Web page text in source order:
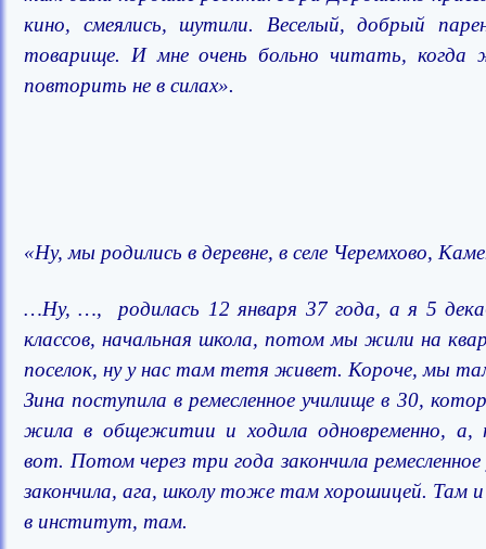
кино, смеялись, шутили. Веселый, добрый
товарище. И мне очень больно читать, когда
повторить не в силах».
«Ну, мы родились в деревне, в селе Черемхово,
…Ну, …, родилась 12 января 37 года, а я 5
классов, начальная школа, потом мы жили на
поселок, ну у нас там тетя живет. Короче, мы
Зина поступила в ремесленное училище в 30,
жила в общежитии и ходила одновременно,
вот. Потом через три года закончила
закончила, ага, школу тоже там хорошицей. Там
в институт, там.